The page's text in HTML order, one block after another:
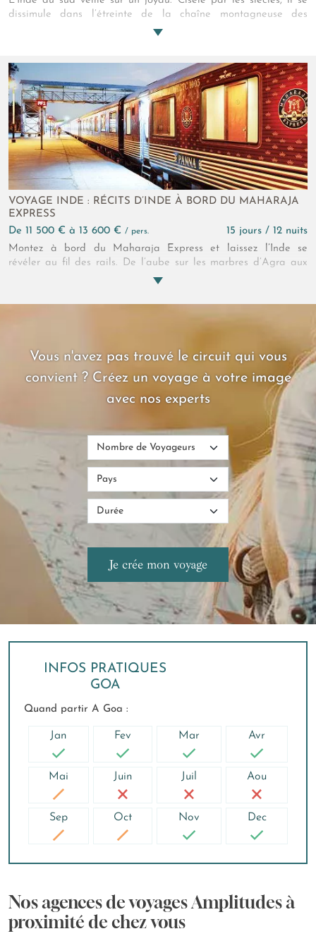
dissimule dans l’étreinte de la chaîne montagneuse des
Western Ghats et de la mer d’Arabie. Ses reflets étincellent sur
Bienvenue dans un voyage au Karnataka.
VOYAGE INDE : RÉCITS D’INDE À BORD DU MAHARAJA
EXPRESS
de 11 500 € à 13 600 € / pers.
15 jours / 12 nuits
Montez à bord du Maharaja Express et laissez l’Inde se
révéler au fil des rails. De l’aube sur les marbres d’Agra aux
nuits feutrées du Rajasthan, le paysage glisse, change,
Goa n’ouvre une dernière page, solaire et lente, entre
Vous n'avez pas trouvé le circuit qui vous
convient ? Créez un voyage à votre image
avec nos experts
INFOS PRATIQUES
GOA
Quand partir A Goa :
Jan Fev Mar Avr
Mai Juin Juil Aou
Sep Oct Nov Dec
Nos agences de voyages Amplitudes à
proximité de chez vous